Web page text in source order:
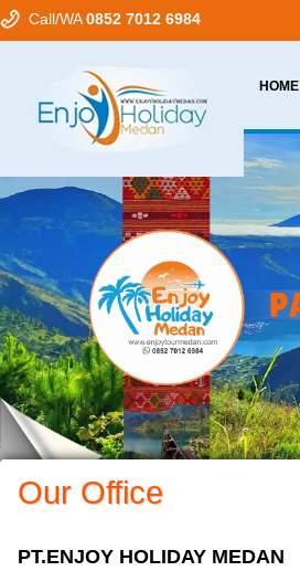
Call/WA0852 7012 6984
HOME
Our Office
PT.ENJOY HOLIDAY MEDAN